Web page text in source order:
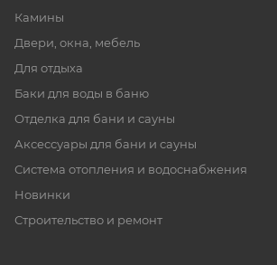
Камины
Двери, окна, мебель
Для отдыха
Баки для воды в баню
Отделка для бани и сауны
Аксессуары для бани и сауны
Система отопления и водоснабжения
Новинки
Строительство и ремонт